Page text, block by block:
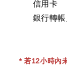
信用卡
銀行轉
* 若12小時內未